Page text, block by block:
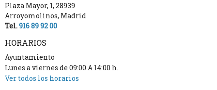
Plaza Mayor, 1, 28939
Arroyomolinos, Madrid
Tel.916 89 92 00
HORARIOS
Ayuntamiento
Lunes a viernes de 09:00 A 14:00 h.
Ver todos los horarios